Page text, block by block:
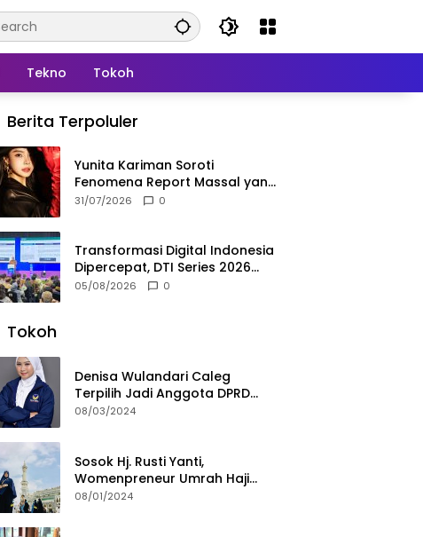
Tekno Tokoh
Berita Terpoluler
Yunita Kariman Soroti
Fenomena Report Massal yang
Mengintai Influencer, Ini
31/07/2026 0
Transformasi Digital Indonesia
Dipercepat, DTI Series 2026
Resmi Digelar di Jakarta
05/08/2026 0
Tokoh
Denisa Wulandari Caleg
Terpilih Jadi Anggota DPRD
Termuda Periode 2024-2029
08/03/2024
Sosok Hj. Rusti Yanti,
Womenpreneur Umrah Haji
Yang Gigih Syiarkan Baitullah
08/01/2024